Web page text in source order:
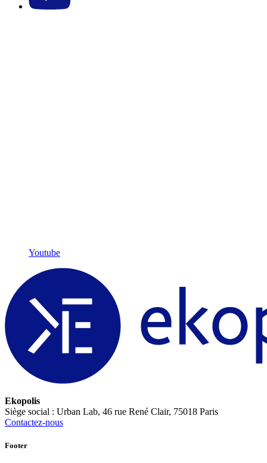
Youtube
Ekopolis
Siège social : Urban Lab, 46 rue René Clair, 75018 Paris
Contactez-nous
Footer